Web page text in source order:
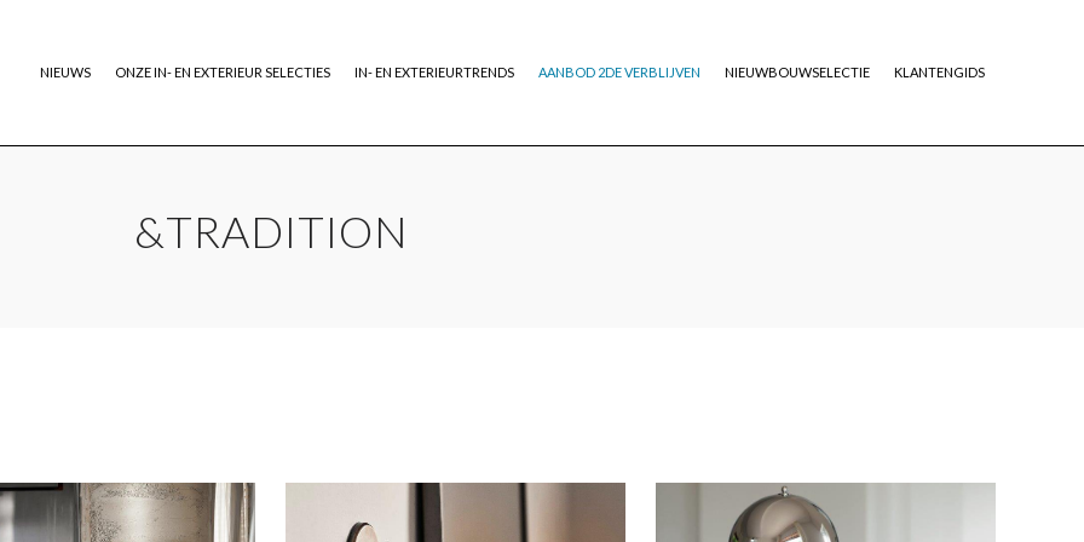
NIEUWS ONZE IN- EN EXTERIEUR SELECTIES IN- EN EXTERIEURTRENDS AANBOD 2DE VERBLIJVEN NIEUWBOUWSELECTIE KLANTENGIDS
&TRADITION